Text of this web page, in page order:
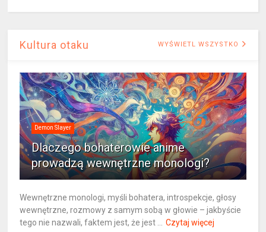
Kultura otaku WYŚWIETL WSZYSTKO
Demon Slayer
Dlaczego bohaterowie anime
prowadzą wewnętrzne monologi?
Wewnętrzne monologi, myśli bohatera, introspekcje, głosy
wewnętrzne, rozmowy z samym sobą w głowie – jakbyście
tego nie nazwali, faktem jest, że jest ...
Czytaj więcej